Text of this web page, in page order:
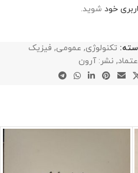
خود شوید.
تکنولوژی, عمومی, فیزیک
, نشر: آرون